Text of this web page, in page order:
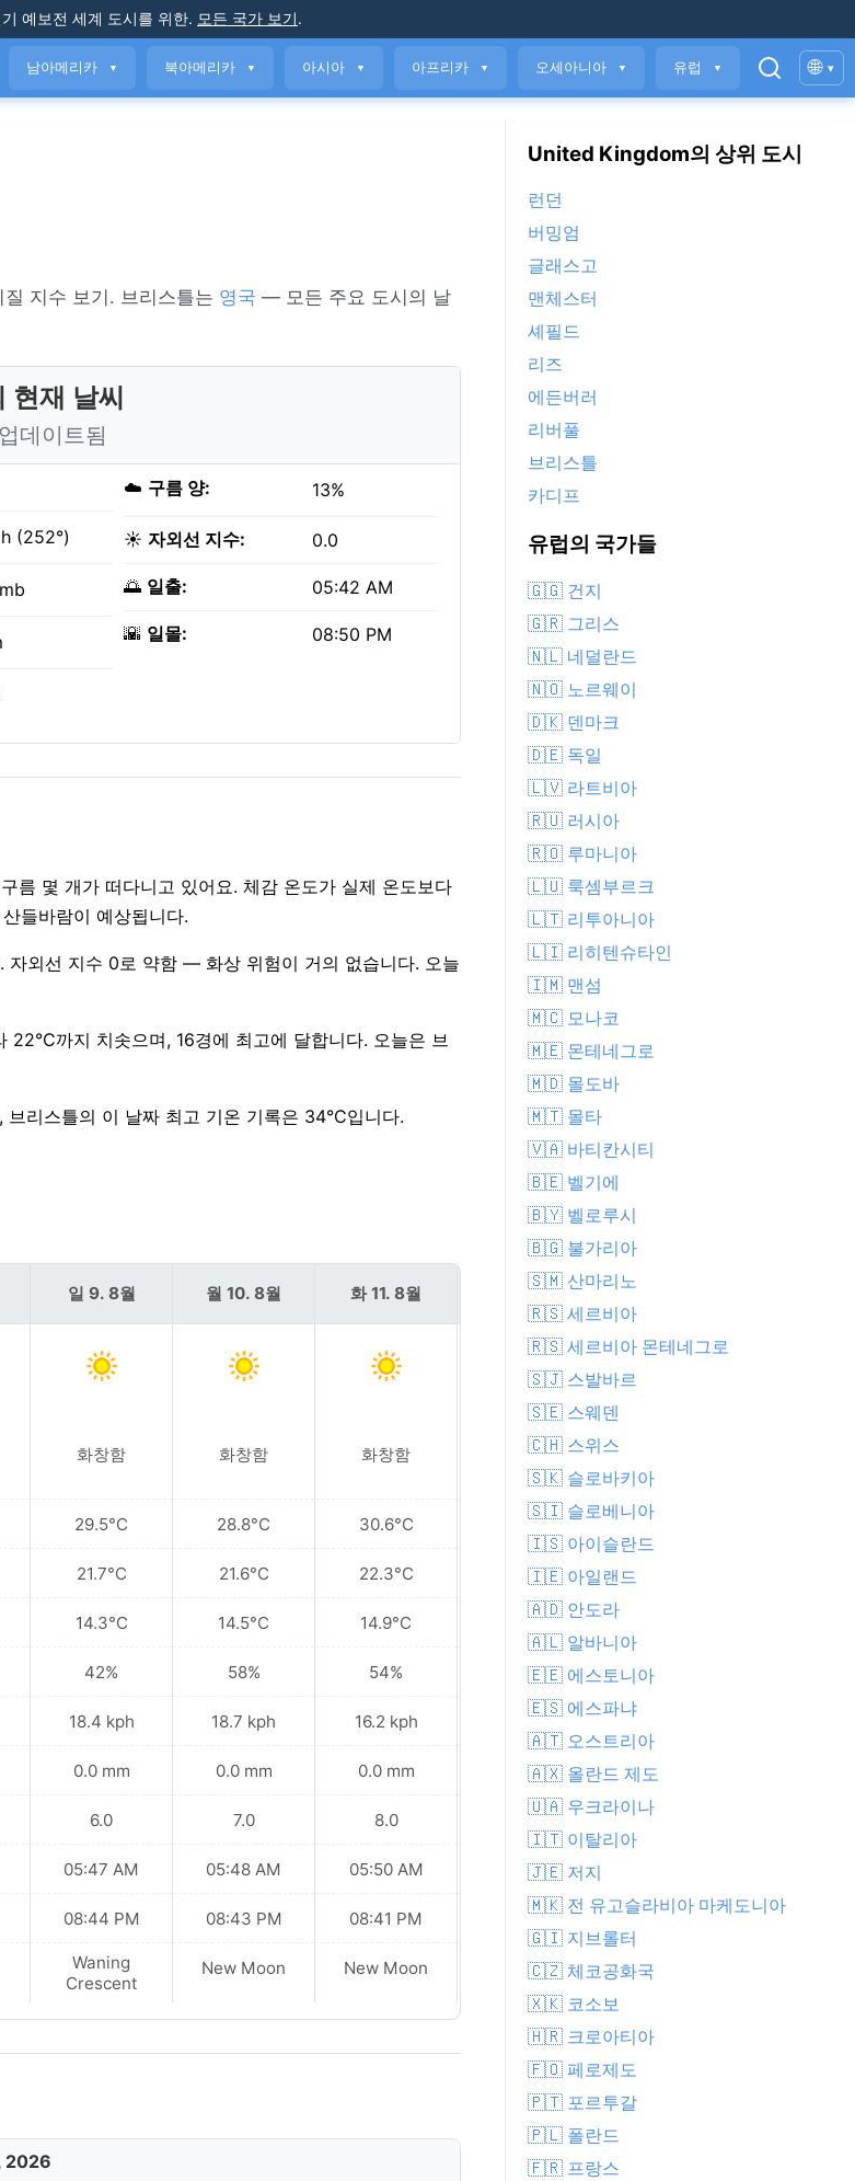
예보전 세계 도시를 위한. 모든 국가 보기.
남아메리카 ▼ 북아메리카 ▼ 아시아 ▼ 아프리카 ▼ 오세아니아 ▼ 유럽 ▼ 🌐 ▾
지수 보기. 브리스틀는 영국 — 모든 주요 도시의 날
현재 날씨
데이트됨
(252°)
☁️ 구름 양: 13%
☀️ 자외선 지수: 0.0
🌅 일출: 05:42 AM
🌇 일몰: 08:50 PM
름 몇 개가 떠다니고 있어요. 체감 온도가 실제 온도보다
들바람이 예상됩니다.
외선 지수 0로 약함 — 화상 위험이 거의 없습니다. 오늘
까지 치솟으며, 16경에 최고에 달합니다. 오늘은 브
리스틀의 이 날짜 최고 기온 기록은 34°C입니다.
일 9. 8월
화창함
29.5°C
21.7°C
14.3°C
42%
18.4 kph
0.0 mm
6.0
05:47 AM
08:44 PM
Waning
Crescent
월 10. 8월
화창함
28.8°C
21.6°C
14.5°C
58%
18.7 kph
0.0 mm
7.0
05:48 AM
08:43 PM
New Moon
화 11. 8월
화창함
30.6°C
22.3°C
14.9°C
54%
16.2 kph
0.0 mm
8.0
05:50 AM
08:41 PM
New Moon
수 12. 8월
화창함
30.4°C
22.7°C
16.6°C
51%
21.6 kph
0.0 mm
8.0
05:51 AM
08:39 PM
New Moon
2026
United Kingdom의 상위 도시
런던
버밍엄
글래스고
맨체스터
셰필드
리즈
에든버러
리버풀
브리스틀
카디프
유럽의 국가들
🇬🇬 건지
🇬🇷 그리스
🇳🇱 네덜란드
🇳🇴 노르웨이
🇩🇰 덴마크
🇩🇪 독일
🇱🇻 라트비아
🇷🇺 러시아
🇷🇴 루마니아
🇱🇺 룩셈부르크
🇱🇹 리투아니아
🇱🇮 리히텐슈타인
🇮🇲 맨섬
🇲🇨 모나코
🇲🇪 몬테네그로
🇲🇩 몰도바
🇲🇹 몰타
🇻🇦 바티칸시티
🇧🇪 벨기에
🇧🇾 벨로루시
🇧🇬 불가리아
🇸🇲 산마리노
🇷🇸 세르비아
🇷🇸 세르비아 몬테네그로
🇸🇯 스발바르
🇸🇪 스웨덴
🇨🇭 스위스
🇸🇰 슬로바키아
🇸🇮 슬로베니아
🇮🇸 아이슬란드
🇮🇪 아일랜드
🇦🇩 안도라
🇦🇱 알바니아
🇪🇪 에스토니아
🇪🇸 에스파냐
🇦🇹 오스트리아
🇦🇽 올란드 제도
🇺🇦 우크라이나
🇮🇹 이탈리아
🇯🇪 저지
🇲🇰 전 유고슬라비아 마케도니아
🇬🇮 지브롤터
🇨🇿 체코공화국
🇽🇰 코소보
🇭🇷 크로아티아
🇫🇴 페로제도
🇵🇹 포르투갈
🇵🇱 폴란드
🇫🇷 프랑스